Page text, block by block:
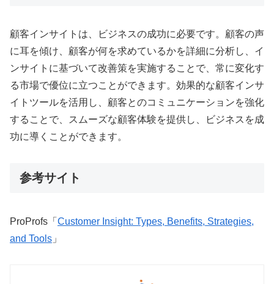
顧客インサイトは、ビジネスの成功に必要です。顧客の声
に耳を傾け、顧客が何を求めているかを詳細に分析し、イ
ンサイトに基づいて改善策を実施することで、常に変化す
る市場で優位に立つことができます。効果的な顧客インサ
イトツールを活用し、顧客とのコミュニケーションを強化
することで、スムーズな顧客体験を提供し、ビジネスを成
功に導くことができます。
参考サイト
ProProfs「 Customer Insight: Types, Benefits, Strategies,
and Tools 」